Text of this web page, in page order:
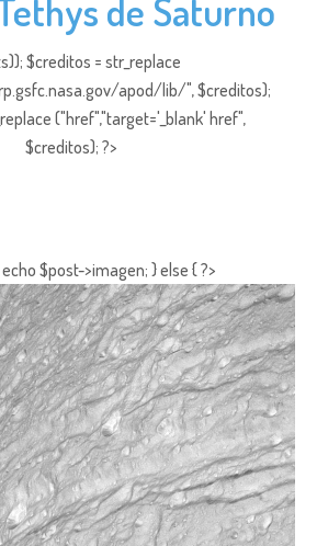
de Saturno
$creditos = str_replace
apod/lib/", $creditos);
("href","target='_blank' href",
$creditos); ?>
$post->imagen; } else { ?>